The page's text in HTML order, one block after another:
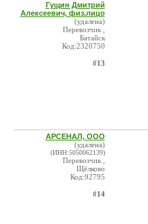
Гущин Дмитрий
Алексеевич, физ.лицо
(удалена)
Перевозчик ,
Батайск
Код:2320750
#13
АРСЕНАЛ, ООО
(удалена)
(ИНН:5050062139)
Перевозчик ,
Щёлково
Код:92795
#14